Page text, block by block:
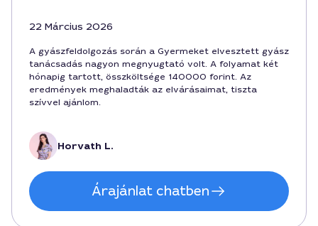
22 Március 2026
A gyászfeldolgozás során a Gyermeket elvesztett gyász
tanácsadás nagyon megnyugtató volt. A folyamat két
hónapig tartott, összköltsége 140000 forint. Az
eredmények meghaladták az elvárásaimat, tiszta
szívvel ajánlom.
Horvath L.
Árajánlat chatben